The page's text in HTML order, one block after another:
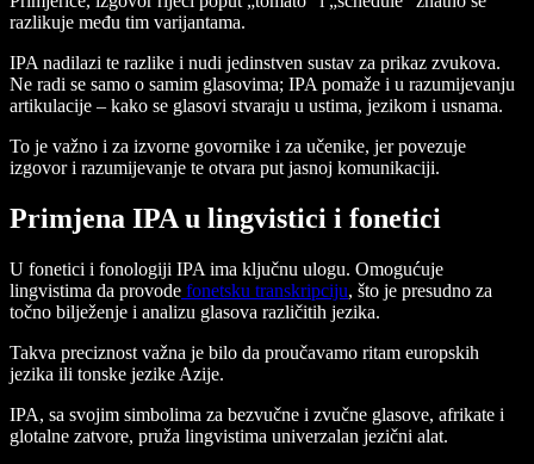
razlikuje među tim varijantama.
IPA nadilazi te razlike i nudi jedinstven sustav za prikaz zvukova.
Ne radi se samo o samim glasovima; IPA pomaže i u razumijevanju
artikulacije – kako se glasovi stvaraju u ustima, jezikom i usnama.
To je važno i za izvorne govornike i za učenike, jer povezuje
izgovor i razumijevanje te otvara put jasnoj komunikaciji.
Primjena IPA u lingvistici i fonetici
U fonetici i fonologiji IPA ima ključnu ulogu. Omogućuje
lingvistima da provode fonetsku transkripciju, što je presudno za
točno bilježenje i analizu glasova različitih jezika.
Takva preciznost važna je bilo da proučavamo ritam europskih
jezika ili tonske jezike Azije.
IPA, sa svojim simbolima za bezvučne i zvučne glasove, afrikate i
glotalne zatvore, pruža lingvistima univerzalan jezični alat.